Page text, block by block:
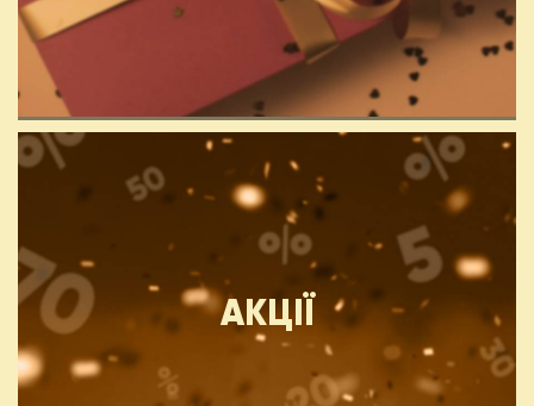
АКЦІЇ